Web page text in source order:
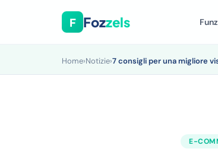
F Fozzels
Home›Notizie›7 consigli per una migliore
E-